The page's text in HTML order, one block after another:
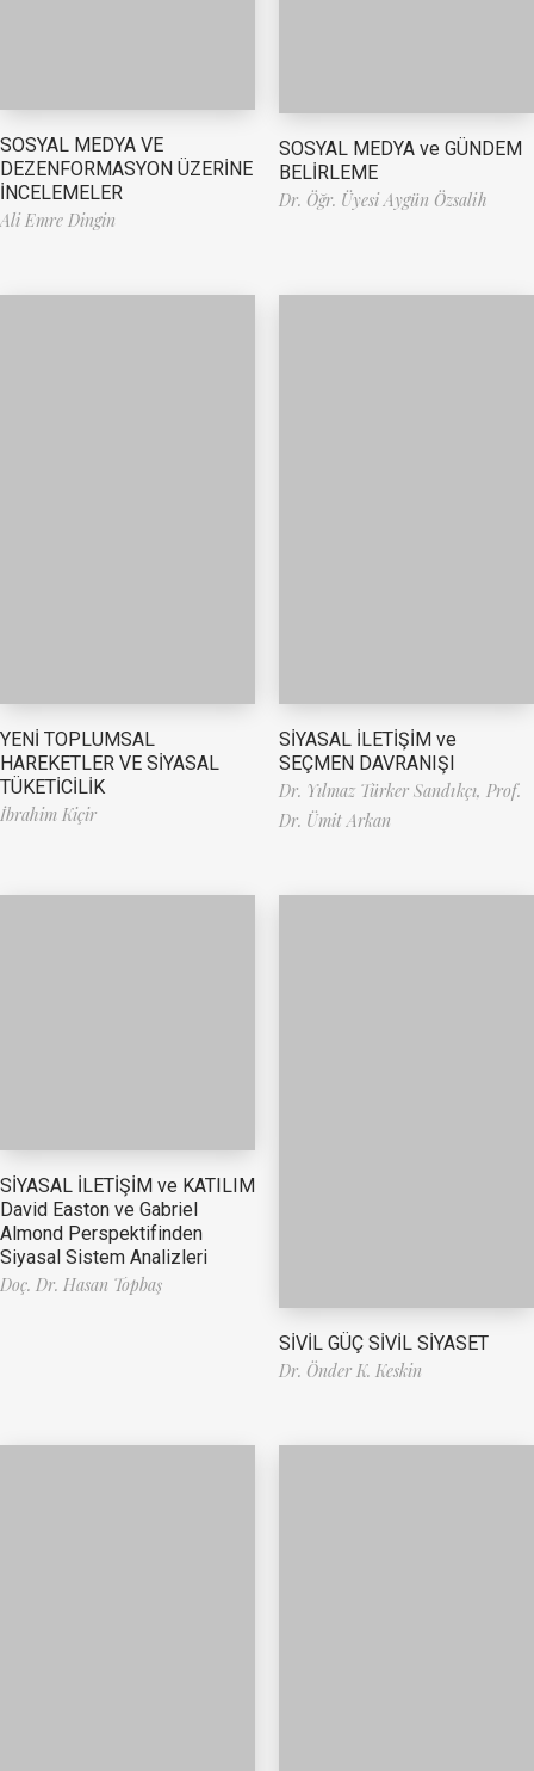
SOSYAL MEDYA VE
DEZENFORMASYON ÜZERİNE
İNCELEMELER
Ali Emre Dingin
SOSYAL MEDYA ve GÜNDEM
BELİRLEME
Dr. Öğr. Üyesi Aygün Özsalih
YENİ TOPLUMSAL
HAREKETLER VE SİYASAL
TÜKETİCİLİK
İbrahim Kiçir
SİYASAL İLETİŞİM ve
SEÇMEN DAVRANIŞI
Dr. Yılmaz Türker Sandıkçı, Prof.
Dr. Ümit Arkan
SİYASAL İLETİŞİM ve KATILIM
David Easton ve Gabriel
Almond Perspektifinden
Siyasal Sistem Analizleri
Doç. Dr. Hasan Topbaş
SİVİL GÜÇ SİVİL SİYASET
Dr. Önder K. Keskin